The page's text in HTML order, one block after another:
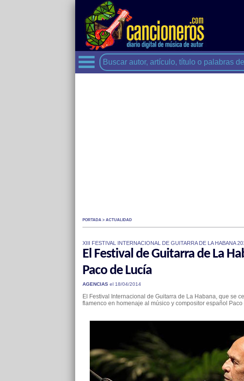
PORTADA > ACTUALIDAD
XIII FESTIVAL INTERNACIONAL DE GUITARRA DE LA HABANA
El Festival de Guitarra de La
Paco de Lucía
AGENCIASel 18/04/2014
El Festival Internacional de Guitarra de La Habana, que se
flamenco en homenaje al músico y compositor español